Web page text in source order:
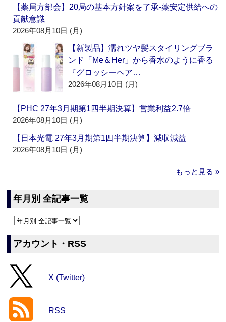
【薬局方部会】20局の基本方針案を了承‐薬安定供給への
貢献意識
2026年08月10日 (月)
【新製品】濡れツヤ髪スタイリングブラ
ンド「Me＆Her」から香水のように香る
『グロッシーヘア…
2026年08月10日 (月)
【PHC 27年3月期第1四半期決算】営業利益2.7倍
2026年08月10日 (月)
【日本光電 27年3月期第1四半期決算】減収減益
2026年08月10日 (月)
もっと見る »
年月別 全記事一覧
アカウント・RSS
X (Twitter)
RSS